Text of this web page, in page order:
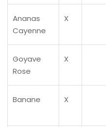
Ananas
Cayenne
X
Goyave
Rose
X
Banane X